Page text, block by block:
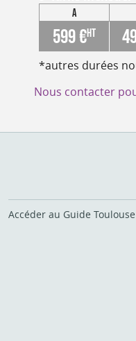
A
599 €HT
*autres durées
Nous contacter
Accéder au Guide